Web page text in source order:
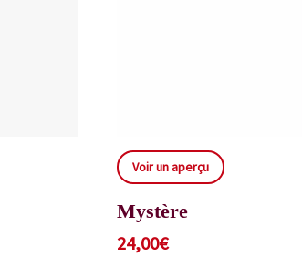
Voir un aperçu
Mystère
24,00€